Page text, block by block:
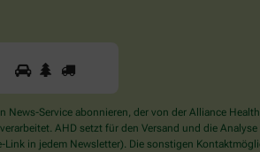
Sind
Sie
Mensch?
Dann
wählen
1 2
News-Service abonnieren, der von der Alliance
AHD setzt für den Versand und die
in jedem Newsletter). Die sonstigen